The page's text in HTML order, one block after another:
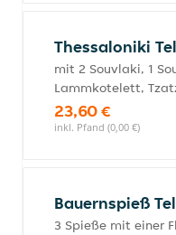
Thessaloniki
mit 2 Souvlaki, 1
Lammkotelett,
23,60 €
inkl. Pfand (0,00 €)
Bauernspieß
3 Spieße mit einer